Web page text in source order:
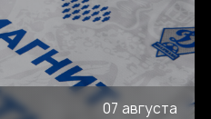
07 августа